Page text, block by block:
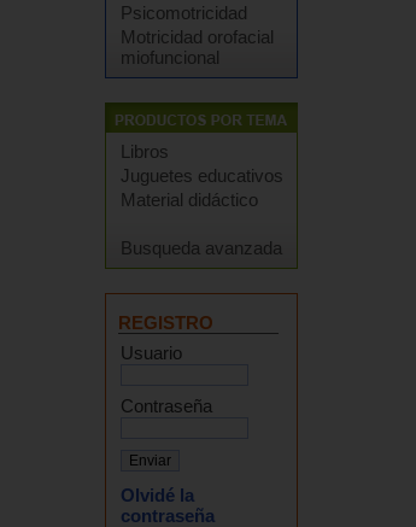
Psicomotricidad
Motricidad orofacial
miofuncional
Libros
Juguetes educativos
Material didáctico
Busqueda avanzada
REGISTRO
Usuario
Contraseña
Olvidé la
contraseña